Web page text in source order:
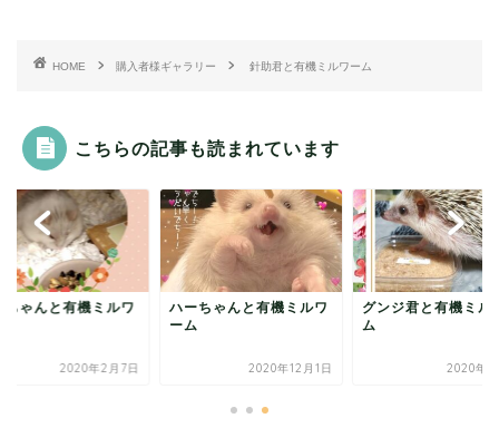
HOME 購入者様ギャラリー 針助君と有機ミルワーム
こちらの記事も読まれています
ちゃんと有機ミルワ
2020年2月7日
ハーちゃんと有機ミルワ
ーム
2020年12月1日
グンジ君と有機ミル
ム
2020年3